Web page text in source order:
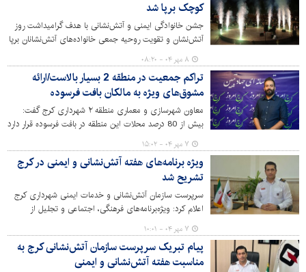
کوچک برپا شد
جشن خانوادگی ایمنی و آتش‌نشانی با هدف گرامیداشت روز
آتش‌نشان و تقویت روحیه جمعی خانواده‌های آتش‌نشانان برپا
شد و با استقبال گسترده خانواده‌های پرسنل و شهروندان
همراه بود. برنامه‌های متنوعی همچون جنگ شادی و برنامه
های شاد گروهی در این مراسم اجرا شد که فضای پرنشاط و
متفاوتی را برای خانواده‌ها و کودکان رقم زد.
۸ مهر ۰۴ - ۰۸:۲۰
تراکم جمعیت در منطقه 2 بسیار بالاست/ارائه
مشوق‌های ویژه به مالکان بافت فرسوده
معاون شهرسازی و معماری منطقه ۲ شهرداری کرج گفت:
بیش از 80 درصد محلات این منطقه در بافت فرسوده قرار دارد
و مدیریت شهری با ارائه مشوق های ویژه به دنبال ارتقای
تاب‌آوری شهری است.
۷ مهر ۰۴ - ۱۵:۰۲
ویژه‌ برنامه‌های هفته آتش‌نشانی و ایمنی در کرج
تشریح شد
سرپرست سازمان آتش‌نشانی و خدمات ایمنی شهرداری کرج
اعلام کرد: ویژه‌برنامه‌های فرهنگی، اجتماعی و تجلیل از
آتش‌نشانان به مناسبت هفته آتش‌نشانی و ایمنی برگزار
می‌شود.
۷ مهر ۰۴ - ۱۰:۰۱
پیام تبریک سرپرست سازمان آتش‌نشانی کرج به
مناسبت هفته آتش‌نشانی و ایمنی